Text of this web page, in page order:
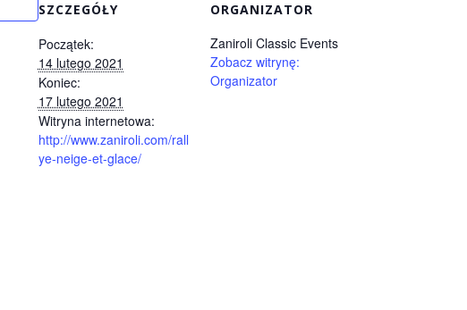
SZCZEGÓŁY
Początek:
14 lutego 2021
Koniec:
17 lutego 2021
Witryna internetowa:
http://www.zaniroli.com/rall
ye-neige-et-glace/
ORGANIZATOR
Zaniroli Classic Events
Zobacz witrynę:
Organizator